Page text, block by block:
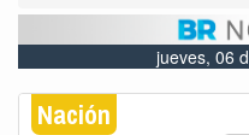
jueves, 06
Nación